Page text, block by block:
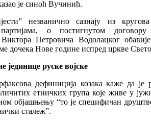
је синоћ Вучинић.
незванично сазнају из
о постигнутом
Петровича Водолацког
дочека Нове године испред цркве
јединице руске војске
дефиниција козака каже да је
етничких група које живе у
објашњењу “то је специфичан
сталеж”.